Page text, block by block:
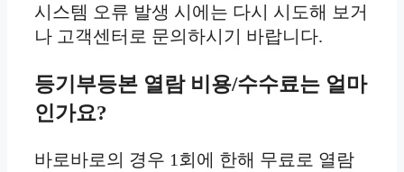
시스템 오류 발생 시에는 다시 시도해 보거
나 고객센터로 문의하시기 바랍니다.
등기부등본 열람 비용/수수료는 얼마
인가요?
바로바로의 경우 1회에 한해 무료로 열람